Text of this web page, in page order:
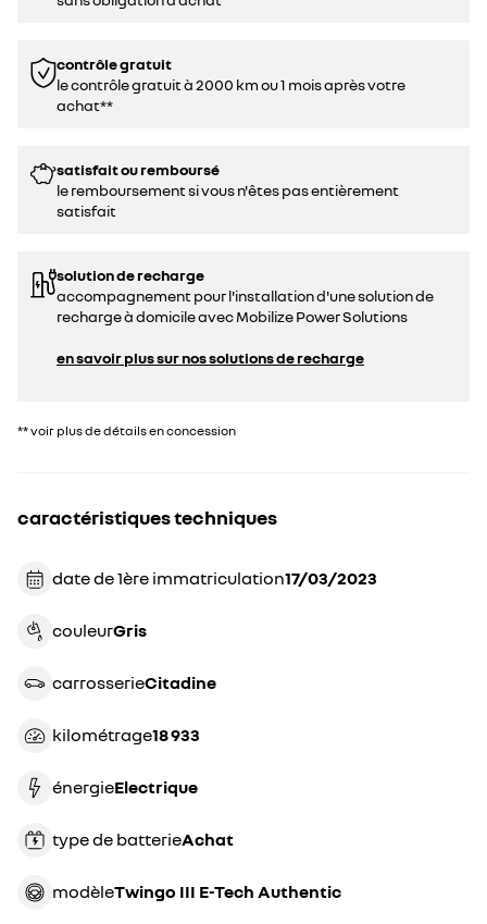
contrôle gratuit
le contrôle gratuit à 2000 km ou 1 mois après votre
achat**
satisfait ou remboursé
le remboursement si vous n'êtes pas entièrement
satisfait
solution de recharge
accompagnement pour l'installation d'une solution de
recharge à domicile avec Mobilize Power Solutions
en savoir plus sur nos solutions de recharge
** voir plus de détails en concession
caractéristiques techniques
date de 1ère immatriculation 17/03/2023
couleur gris
carrosserie citadine
kilométrage 18 933
énergie electrique
type de batterie achat
modèle Twingo III E-Tech Authentic